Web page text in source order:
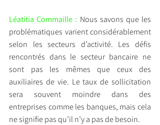
Léatitia Commaille : Nous savons que les
problématiques varient considérablement
selon les secteurs d’activité. Les défis
rencontrés dans le secteur bancaire ne
sont pas les mêmes que ceux des
auxiliaires de vie. Le taux de sollicitation
sera souvent moindre dans des
entreprises comme les banques, mais cela
ne signifie pas qu’il n’y a pas de besoin.